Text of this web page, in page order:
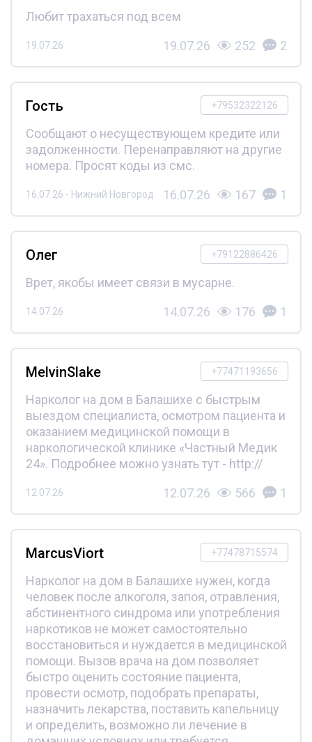
Любит трахаться под всем
19.07.26 19.07.26 252 2
+79532322126
Гость
Сообщают о несуществующем кредите или
задолженности. Перенаправляют на другие
номера. Просят коды из смс.
16.07.26 - Нижний Новгород 16.07.26 167 1
+79122886426
Олег
Врет, якобы имеет связи в мусарне.
14.07.26 14.07.26 176 1
+77471193656
MelvinSlake
Нарколог на дом в Балашихе с быстрым
выездом специалиста, осмотром пациента и
оказанием медицинской помощи в
наркологической клинике «Частный Медик
24». Подробнее можно узнать тут - http://
12.07.26 12.07.26 566 1
+77478715574
MarcusViort
Нарколог на дом в Балашихе нужен, когда
человек после алкоголя, запоя, отравления,
абстинентного синдрома или употребления
наркотиков не может самостоятельно
восстановиться и нуждается в медицинской
помощи. Вызов врача на дом позволяет
быстро оценить состояние пациента,
провести осмотр, подобрать препараты,
назначить лекарства, поставить капельницу
и определить, возможно ли лечение в